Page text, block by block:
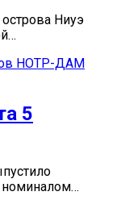
Ниуэ
5
номиналом…